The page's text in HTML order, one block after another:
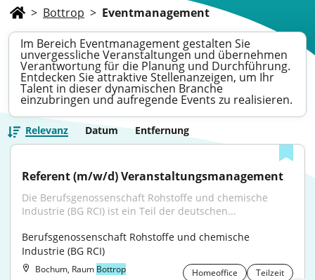
> Bottrop > Eventmanagement
Im Bereich Eventmanagement gestalten Sie
unvergessliche Veranstaltungen und übernehmen
Verantwortung für die Planung und Durchführung.
Entdecken Sie attraktive Stellenanzeigen, um Ihr
Talent in dieser dynamischen Branche
einzubringen und aufregende Events zu realisieren.
Relevanz Datum Entfernung
Referent (m/w/d) Veranstaltungsmanagement
Die Berufsgenossenschaft Rohstoffe und chemische
Industrie (BG RCI) ist ein Teil der deutschen...
Berufsgenossenschaft Rohstoffe und chemische
Industrie (BG RCI)
Bochum, Raum Bottrop Homeoffice Teilzeit